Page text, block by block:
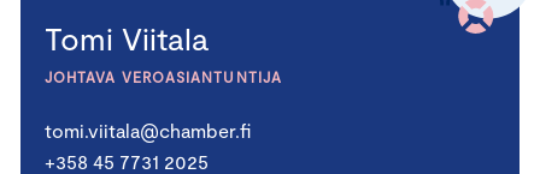
Tomi Viitala
JOHTAVA VEROASIANTUNTIJA
tomi.viitala@chamber.fi
+358 45 7731 2025